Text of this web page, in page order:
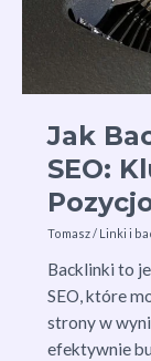
Jak
SEO:
Tomasz/ Linki i
Backlinki to
SEO, które
strony w
efektywnie